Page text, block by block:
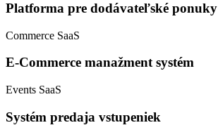
Platforma pre dodávateľské ponuky
Commerce SaaS
E-Commerce manažment systém
Events SaaS
Systém predaja vstupeniek